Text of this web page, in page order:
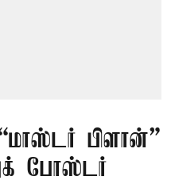
பிளான்”
போஸ்டர்